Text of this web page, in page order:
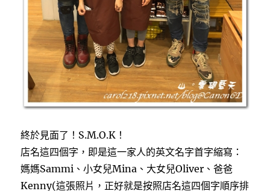
終於見面了！S.M.O.K！
店名這四個字，即是這一家人的英文名字首字縮寫：
媽媽Sammi、小女兒Mina、大女兒Oliver、爸爸
Kenny(這張照片，正好就是按照店名這四個字順序排